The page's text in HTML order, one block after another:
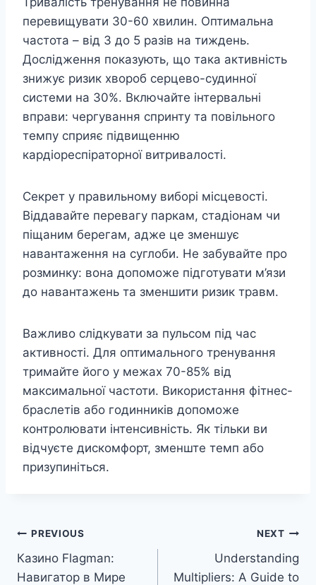
перевищувати 30-60 хвилин. Оптимальна
частота – від 3 до 5 разів на тиждень.
Дослідження показують, що така активність
знижує ризик хвороб серцево-судинної
системи на 30%. Включайте інтервальні
вправи: чергування спринту та повільного
темпу сприяє підвищенню
кардіореспіраторної витривалості.
Секрет у правильному виборі місцевості.
Віддавайте перевагу паркам, стадіонам чи
піщаним берегам, адже це зменшує
навантаження на суглоби. Не забувайте про
розминку: вона допоможе підготувати м’язи
до навантажень та зменшити ризик травм.
Важливо слідкувати за пульсом під час
активності. Для оптимального тренування
тримайте його у межах 70-85% від
максимальної частоти. Використання фітнес-
браслетів або годинників допоможе
контролювати інтенсивність. Як тільки ви
відчуєте дискомфорт, зменште темп або
призупиніться.
Post
navigation
PREVIOUS
Казино Flagman:
Навигатор в Мире
NEXT
Understanding
Multipliers: A Guide to